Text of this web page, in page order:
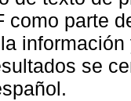
como parte
se